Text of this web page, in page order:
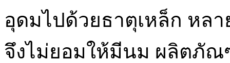
อุดมไปด้วยธาตุเหล็ก หล
จึงไม่ยอมให้มีนม ผลิตภั